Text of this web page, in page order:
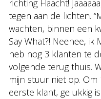
richting Haacht!
tegen aan de lichten.
wachten, binnen een
Say What?! Neenee,
heb nog 3 klanten te
volgende terug thuis.
mijn stuur niet op. Om
eerste klant, gelukkig